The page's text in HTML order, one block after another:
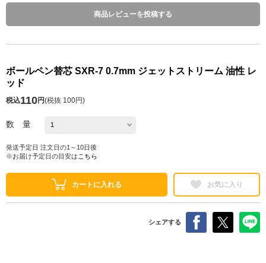
商品レビューを投稿する
ボールペン替芯 SXR-7 0.7mm ジェットストリーム 油性 レ
ッド
税込110円(税抜 100円)
数 量
発送予定日 注文日の1～10日後
※お届け予定日の目安は こちら
カートに入れる お気に入り
シェアする